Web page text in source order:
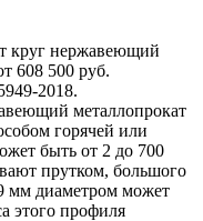
круг нержавеющий
608 500 руб.
2018.
металлопрокат
горячей или
быть от 2 до 700
прутком, большого
мм диаметром может
этого профиля